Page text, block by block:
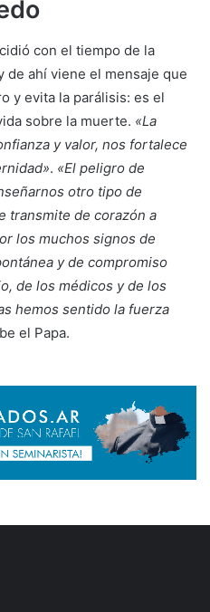
con el tiempo de la
de ahí viene el mensaje que
y evita la parálisis: es el
sobre la muerte. «La
y valor, nos fortalece
. «El peligro de
otro tipo de
transmite de corazón a
los muchos signos de
y de compromiso
de los médicos y de los
hemos sentido la fuerza
el Papa.